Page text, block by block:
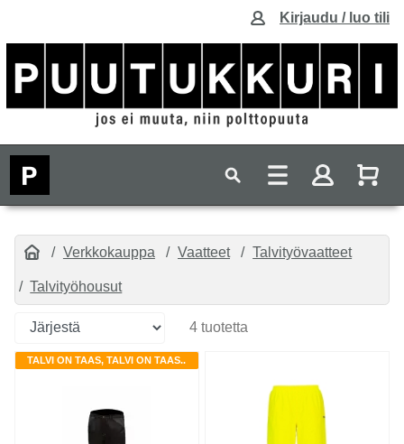
Kirjaudu / luo tili
Verkkokauppa Vaatteet Talvityövaatteet
Talvityöhousut
4 tuotetta
TALVI ON TAAS, TALVI ON TAAS..